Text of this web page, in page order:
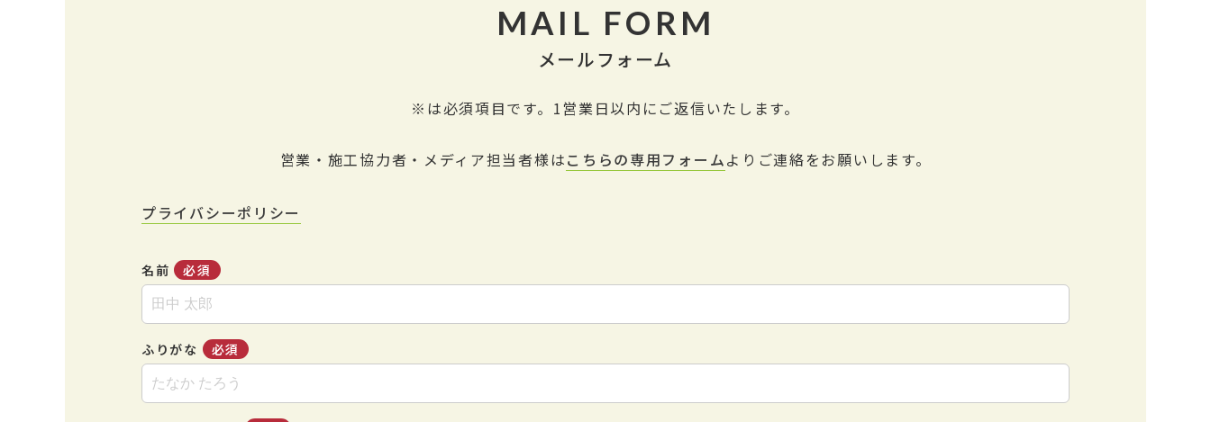
MAIL FORM
メールフォーム
※は必須項目です。1営業日以内にご返信いたします。
営業・施工協力者・メディア担当者様はこちらの専用フォームよりご連絡をお願いします。
プライバシーポリシー
名前 必須
ふりがな 必須